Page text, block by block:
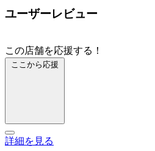
ユーザーレビュー
この店舗を応援する！
ここから応援
詳細を見る